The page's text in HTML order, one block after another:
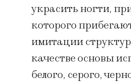
украсить ногти,
которого
имитации
качестве основы
белого, серого,